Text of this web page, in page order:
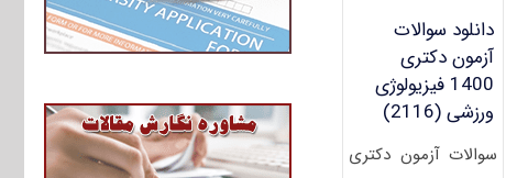
دانلود سوالات
آزمون دکتری
1400 فیزیولوژی
ورزشی (2116)
سوالات آزمون دکتری